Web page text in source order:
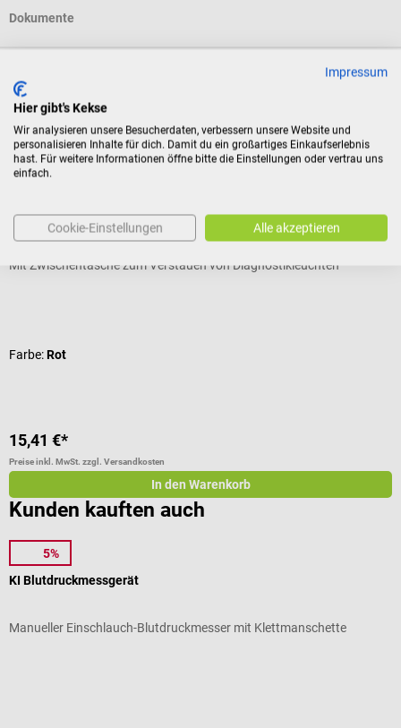
Dokumente
Zubehör
10%
Stethoskop-Tasche "S-Pack"
Mit Zwischentasche zum Verstauen von Diagnostikleuchten
Farbe:Rot
15,41 €*
Preise inkl. MwSt. zzgl. Versandkosten
In den Warenkorb
Kunden kauften auch
5%
KI Blutdruckmessgerät
Manueller Einschlauch-Blutdruckmesser mit Klettmanschette
Impressum
Hier gibt's Kekse
Wir analysieren unsere Besucherdaten, verbessern unsere Website und
personalisieren Inhalte für dich. Damit du ein großartiges Einkaufserlebnis
hast. Für weitere Informationen öffne bitte die Einstellungen oder vertrau uns
einfach.
Cookie-Einstellungen Alle akzeptieren